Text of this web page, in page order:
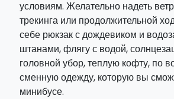
первобытного широколистного
незапамятные времена покрывал
Сицилии. В завершение экскурсии,
средневековый городок
находится в списке самых красивых
городов Италии.
условиям. Желательно надеть
трекинга или продолжительной
себе рюкзак с дождевиком и
штанами, флягу с водой,
головной убор, теплую кофту, по
сменную одежду, которую вы
минибусе.